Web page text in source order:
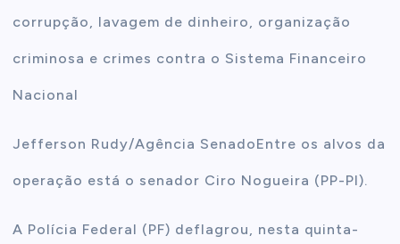
corrupção, lavagem de dinheiro, organização
criminosa e crimes contra o Sistema Financeiro
Nacional
Jefferson Rudy/Agência SenadoEntre os alvos da
operação está o senador Ciro Nogueira (PP-PI).
A Polícia Federal (PF) deflagrou, nesta quinta-